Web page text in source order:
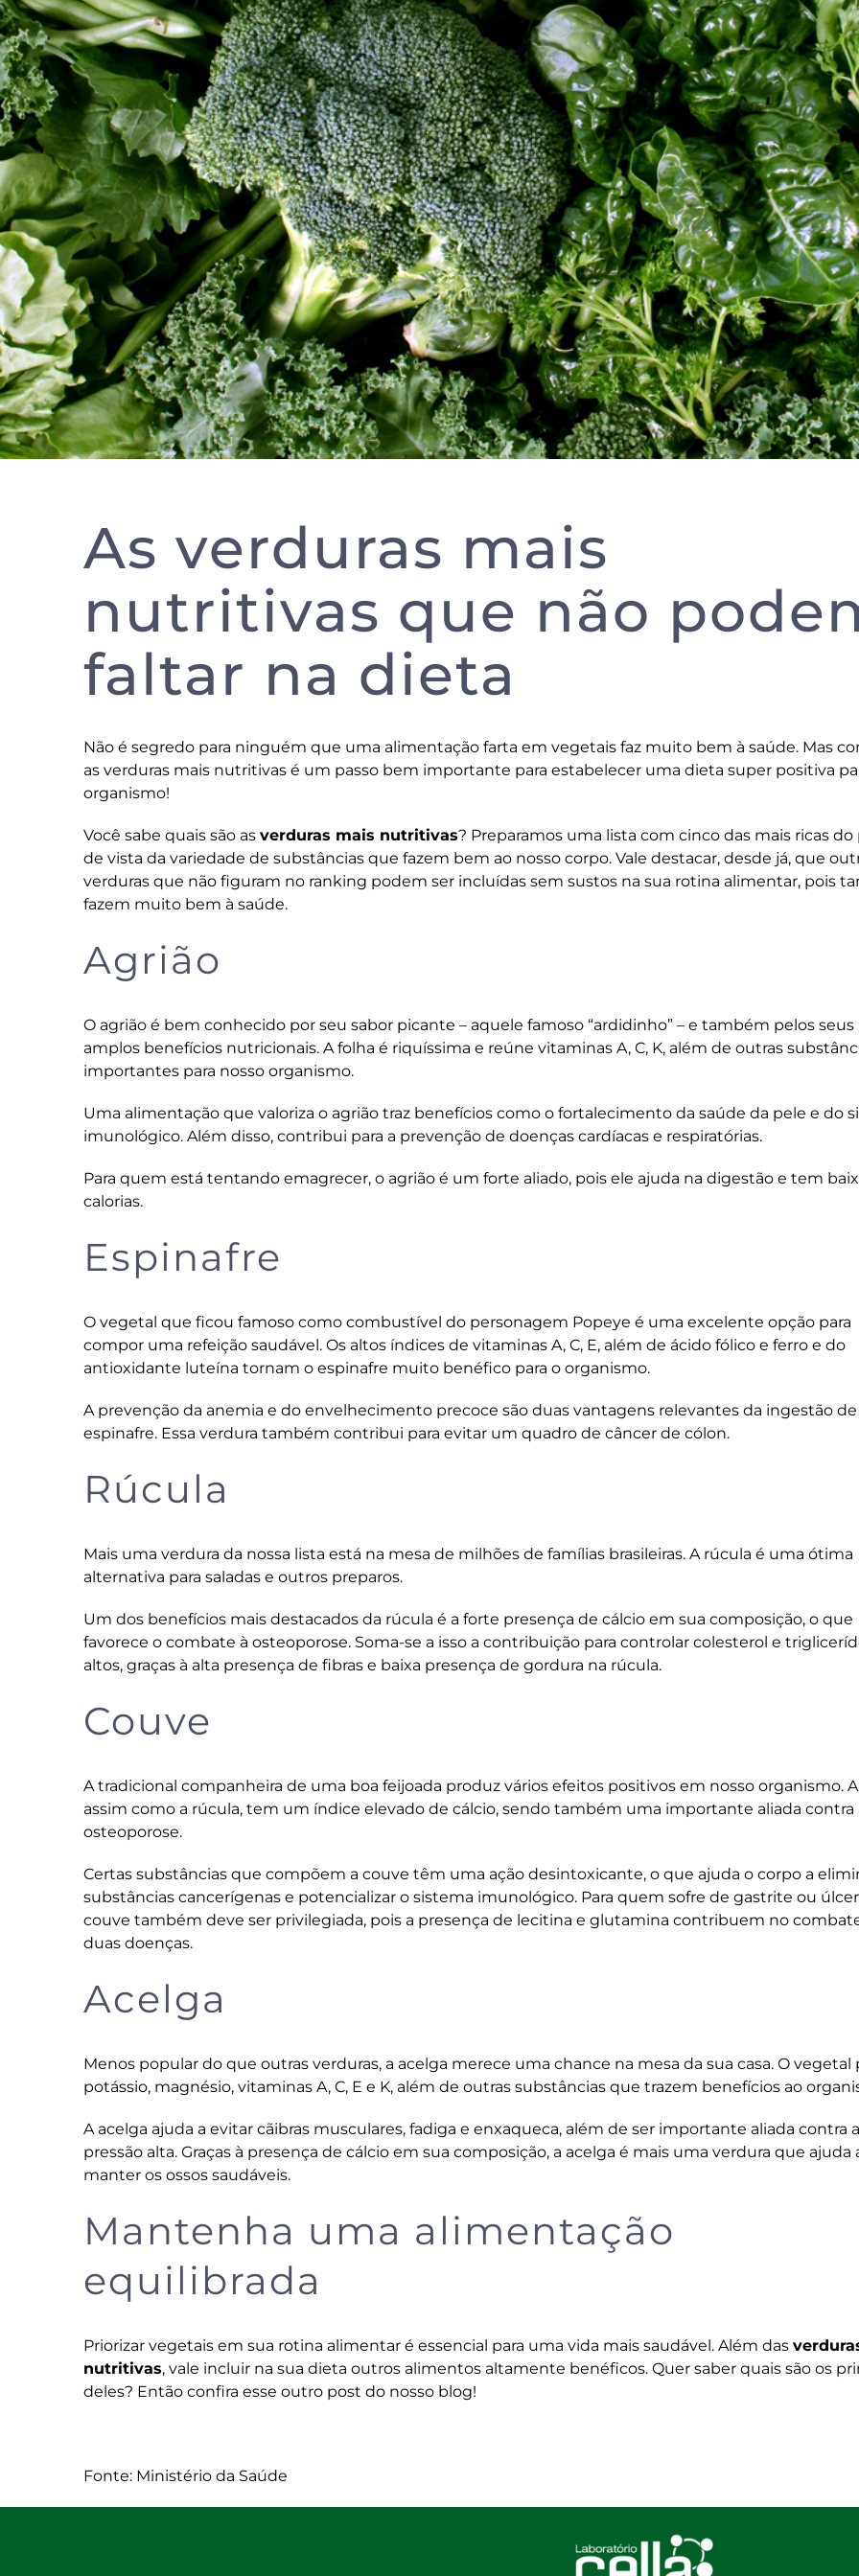
As verduras mais
nutritivas que não
faltar na dieta
Não é segredo para ninguém que uma alimentação farta em vegetais faz muito bem à saúde. Mas
as verduras mais nutritivas é um passo bem importante para estabelecer uma dieta super positiva
organismo!
Você sabe quais são as verduras mais nutritivas? Preparamos uma lista com cinco das mais ricas
de vista da variedade de substâncias que fazem bem ao nosso corpo. Vale destacar, desde já, que
verduras que não figuram no ranking podem ser incluídas sem sustos na sua rotina alimentar, pois
fazem muito bem à saúde.
Agrião
O agrião é bem conhecido por seu sabor picante – aquele famoso “ardidinho” – e também pelos seus
amplos benefícios nutricionais. A folha é riquíssima e reúne vitaminas A, C, K, além de outras
importantes para nosso organismo.
Uma alimentação que valoriza o agrião traz benefícios como o fortalecimento da saúde da pele e do
imunológico. Além disso, contribui para a prevenção de doenças cardíacas e respiratórias.
Para quem está tentando emagrecer, o agrião é um forte aliado, pois ele ajuda na digestão e tem
calorias.
Espinafre
O vegetal que ficou famoso como combustível do personagem Popeye é uma excelente opção para
compor uma refeição saudável. Os altos índices de vitaminas A, C, E, além de ácido fólico e ferro e do
antioxidante luteína tornam o espinafre muito benéfico para o organismo.
A prevenção da anemia e do envelhecimento precoce são duas vantagens relevantes da ingestão de
espinafre. Essa verdura também contribui para evitar um quadro de câncer de cólon.
Rúcula
Mais uma verdura da nossa lista está na mesa de milhões de famílias brasileiras. A rúcula é uma ótima
alternativa para saladas e outros preparos.
Um dos benefícios mais destacados da rúcula é a forte presença de cálcio em sua composição, o que
favorece o combate à osteoporose. Soma-se a isso a contribuição para controlar colesterol e
altos, graças à alta presença de fibras e baixa presença de gordura na rúcula.
Couve
A tradicional companheira de uma boa feijoada produz vários efeitos positivos em nosso organismo.
assim como a rúcula, tem um índice elevado de cálcio, sendo também uma importante aliada contra
osteoporose.
Certas substâncias que compõem a couve têm uma ação desintoxicante, o que ajuda o corpo a
substâncias cancerígenas e potencializar o sistema imunológico. Para quem sofre de gastrite ou
couve também deve ser privilegiada, pois a presença de lecitina e glutamina contribuem no
duas doenças.
Acelga
Menos popular do que outras verduras, a acelga merece uma chance na mesa da sua casa. O vegetal
potássio, magnésio, vitaminas A, C, E e K, além de outras substâncias que trazem benefícios ao
A acelga ajuda a evitar cãibras musculares, fadiga e enxaqueca, além de ser importante aliada contra a
pressão alta. Graças à presença de cálcio em sua composição, a acelga é mais uma verdura que ajuda
manter os ossos saudáveis.
Mantenha uma alimentação
equilibrada
Priorizar vegetais em sua rotina alimentar é essencial para uma vida mais saudável. Além das
nutritivas, vale incluir na sua dieta outros alimentos altamente benéficos. Quer saber quais são os
deles? Então confira esse outro post do nosso blog!
Fonte: Ministério da Saúde